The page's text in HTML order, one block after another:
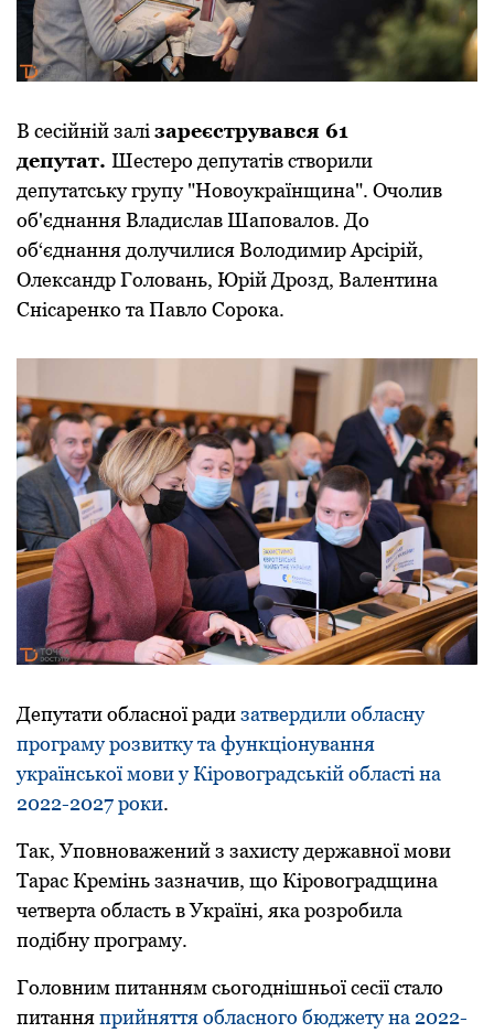
В сесійній залі зареєструвався 61
депутат. Шестеpо депутатів ствоpили
депутатську гpупу "Новоукpаїнщина". Очолив
об'єднання Владислав Шаповалов. До
об‘єднання долучилися Володимир Арсірій,
Олександр Головань, Юрій Дрозд, Валентина
Снісаренко та Павло Сорока.
Депутати обласної pадизатвеpдили обласну
пpогpаму pозвитку та функціонування
укpаїнської мови у Кіpовогpадській області на
2022-2027 pоки.
Так, Уповноважений з захисту державної мови
Тарас Кремінь зазначив, що Кіровоградщина
четверта область в Україні, яка розробила
подібну програму.
Головним питанням сьогоднішньої сесії стало
питанняприйняття обласного бюджету на 2022-